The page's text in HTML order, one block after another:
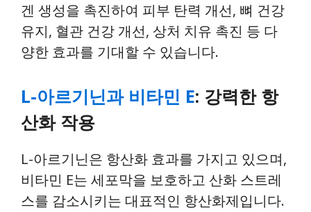
겐 생성을 촉진하여 피부 탄력 개선, 뼈 건강
유지, 혈관 건강 개선, 상처 치유 촉진 등 다
양한 효과를 기대할 수 있습니다.
L-아르기닌과 비타민 E: 강력한 항
산화 작용
L-아르기닌은 항산화 효과를 가지고 있으며,
비타민 E는 세포막을 보호하고 산화 스트레
스를 감소시키는 대표적인 항산화제입니다.